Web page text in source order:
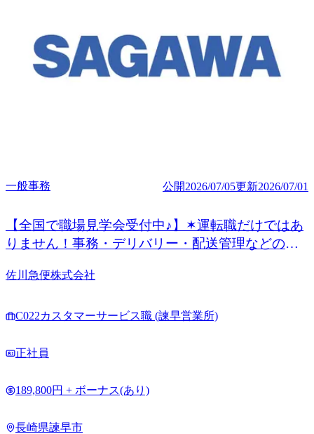
一般事務 公開2026/07/05更新2026/07/01
【全国で職場見学会受付中♪】✶運転職だけではあ
りません！事務・デリバリー・配送管理などの非
佐川急便株式会社
C022カスタマーサービス職 (諫早営業所)
正社員
189,800円 + ボーナス(あり)
長崎県諫早市